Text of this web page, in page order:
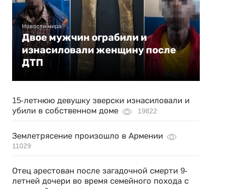
Новости мира
Двое мужчин ограбили и
изнасиловали женщину после
ДТП
15-летнюю девушку зверски изнасиловали и
убили в собственном доме
19822
Землетрясение произошло в Армении
11029
Отец арестован после загадочной смерти 9-
летней дочери во время семейного похода с